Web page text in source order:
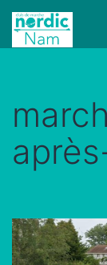
Aller
NordicNam